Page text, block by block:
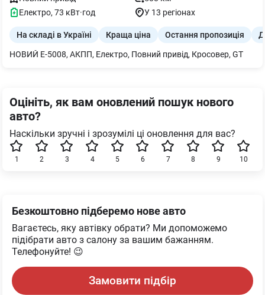
Електро, 73 кВт·год У 13 регіонах
На складі в Україні Краща ціна Остання пропозиція
НОВИЙ Е-5008, АКПП, Електро, Повний привід, Кросовер, GT
Оцініть, як вам оновлений пошук нового
авто?
Наскільки зручні і зрозумілі ці оновлення для вас?
10
9
8
7
6
5
4
3
2
1
Безкоштовно підберемо нове авто
Вагаєтесь, яку автівку обрати? Ми допоможемо
підібрати авто з салону за вашим бажанням.
Телефонуйте! 😉
Замовити підбір